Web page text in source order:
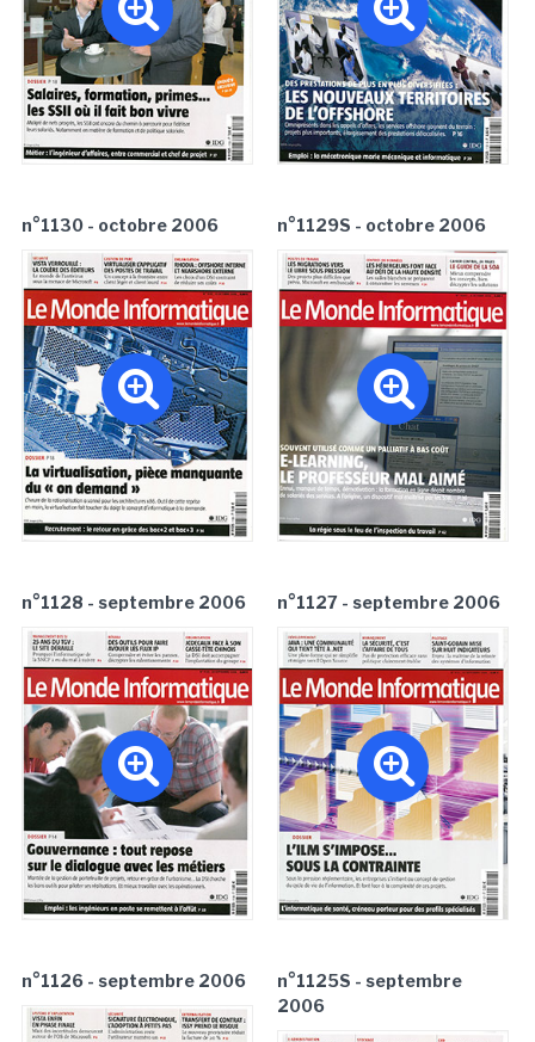
n°1130 - octobre 2006 n°1129S - octobre 2006
n°1128 - septembre 2006 n°1127 - septembre 2006
n°1126 - septembre 2006
n°1125S - septembre
2006